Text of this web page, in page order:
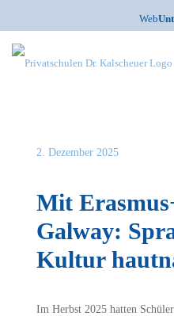
Web
2. Dezember 2025
Mit
Galway:
Kultur
Im Herbst 2025 hatten